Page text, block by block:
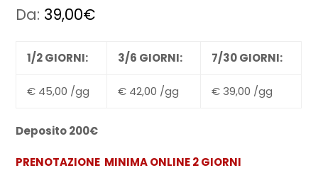
Da: 39,00€
1/2 GIORNI: 3/6 GIORNI: 7/30 GIORNI:
€ 45,00 /gg € 42,00 /gg € 39,00 /gg
Deposito 200€
PRENOTAZIONE MINIMA ONLINE 2 GIORNI